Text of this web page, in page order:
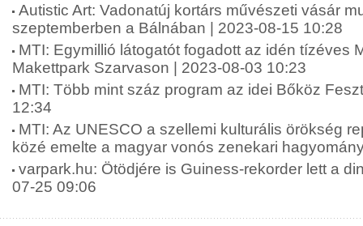
Autistic Art: Vadonatúj kortárs művészeti vásár
szeptemberben a Bálnában | 2023-08-15 10:28
MTI: Egymillió látogatót fogadott az idén tízéves
Makettpark Szarvason | 2023-08-03 10:23
MTI: Több mint száz program az idei Bőköz
12:34
MTI: Az UNESCO a szellemi kulturális örökség
közé emelte a magyar vonós zenekari
varpark.hu: Ötödjére is Guiness-rekorder lett a
07-25 09:06